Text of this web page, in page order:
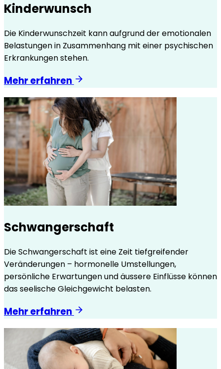
Kinderwunsch
Die Kinderwunschzeit kann aufgrund der emotionalen
Belastungen in Zusammenhang mit einer psychischen
Erkrankungen stehen.
Mehr erfahren
Schwangerschaft
Die Schwangerschaft ist eine Zeit tiefgreifender
Veränderungen – hormonelle Umstellungen,
persönliche Erwartungen und äussere Einflüsse können
das seelische Gleichgewicht belasten.
Mehr erfahren